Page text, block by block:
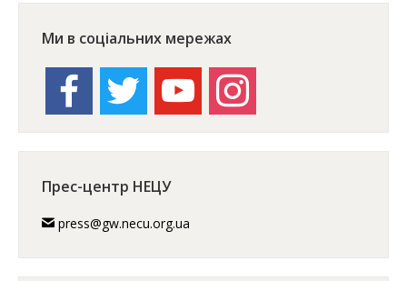
Ми в соціальних мережах
facebook twitter youtube instagram
Прес-центр НЕЦУ
press@gw.necu.org.ua